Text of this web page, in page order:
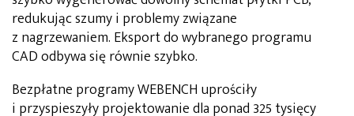
redukując szumy i problemy związane
z nagrzewaniem. Eksport do wybranego programu
CAD odbywa się równie szybko.
Bezpłatne programy WEBENCH uprościły
i przyspieszyły projektowanie dla ponad 325 tysięcy